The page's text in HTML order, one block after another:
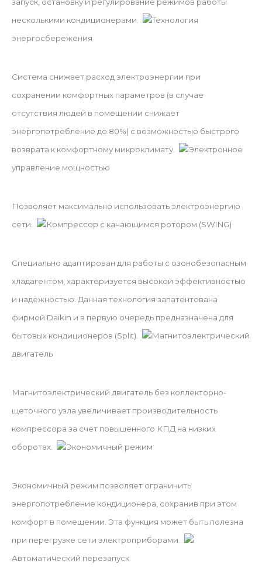
несколькими кондиционерами.
Технология
энергосбережения
Система снижает расход электроэнергии при
сохранении комфортных параметров (в случае
отсутствия людей в помещении снижает
энергопотребление до 80%) с возможностью быстрого
возврата к комфортному микроклимату.
Электронное
управление мощностью
Позволяет максимально использовать электроэнергию
сети.
Компрессор с качающимся ротором (SWING)
Специально адаптирован для работы с озонобезопасным
хладагентом, характеризуется высокой эффективностью
и надежностью. Данная технология запатентована
фирмой Daikin и в первую очередь предназначена для
бытовых кондиционеров (Split).
Магнитоэлектрический
двигатель
Магнитоэлектрический двигатель без коллекторно-
щеточного узла увеличивает производительность
компрессора за счет повышенного КПД на низких
оборотах.
Экономичный режим
Экономичный режим позволяет ограничить
энергопотребление кондиционера, сохранив при этом
комфорт в помещении. Эта функция может быть полезна
при перегрузке сети электроприборами.
Автоматический перезапуск